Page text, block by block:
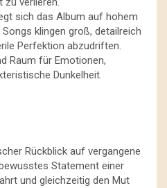
sich das Album auf hohem
klingen groß, detailreich
Perfektion abzudriften.
Raum für Emotionen,
Dunkelheit.
Rückblick auf vergangene
Statement einer
und gleichzeitig den Mut